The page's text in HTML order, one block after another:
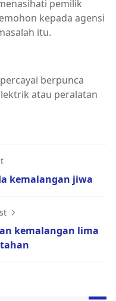
pemilik
kepada agensi
itu.
berpunca
atau peralatan
kemalangan jiwa
kemalangan lima